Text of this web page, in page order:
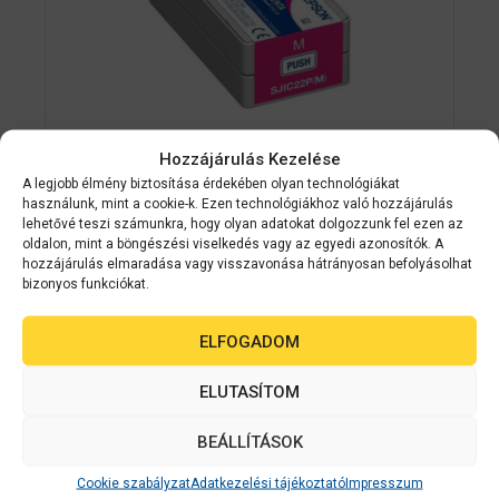
Hozzájárulás Kezelése
A legjobb élmény biztosítása érdekében olyan technológiákat
használunk, mint a cookie-k. Ezen technológiákhoz való hozzájárulás
lehetővé teszi számunkra, hogy olyan adatokat dolgozzunk fel ezen az
oldalon, mint a böngészési viselkedés vagy az egyedi azonosítók. A
hozzájárulás elmaradása vagy visszavonása hátrányosan befolyásolhat
bizonyos funkciókat.
ELFOGADOM
ELUTASÍTOM
BEÁLLÍTÁSOK
Cookie szabályzatAdatkezelési tájékoztatóImpresszum
Epson kellékanyag C33S020603
Epson SJIC22P(M) MAGENTA patron
32.5 ml (eredeti) C33S020603 C3500
0
z
5
-
ő
l
Készleten
10 490Ft
KOSÁRBA TESZEM